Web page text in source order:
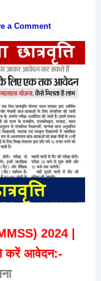
a Comment
2024 |
से करें आवेदन:-